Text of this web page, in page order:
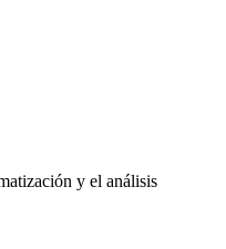
y el análisis